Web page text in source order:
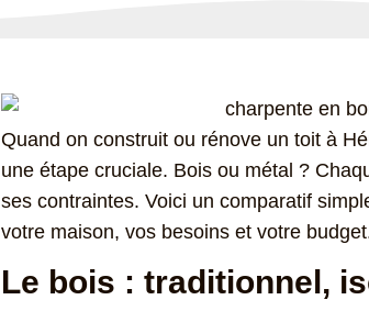
Quand on construit ou rénove un toit à
une étape cruciale. Bois ou métal ?
ses contraintes. Voici un comparatif
votre maison, vos besoins et votre
Le bois : traditionnel,